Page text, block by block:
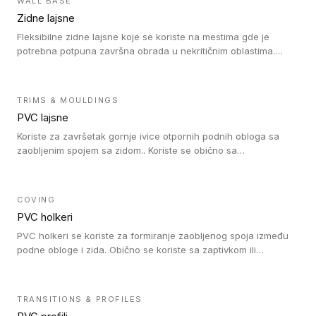
Zidne lajsne
Fleksibilne zidne lajsne koje se koriste na mestima gde je
potrebna potpuna završna obrada u nekritičnim oblastima.
TRIMS & MOULDINGS
PVC lajsne
Koriste za završetak gornje ivice otpornih podnih obloga sa
zaobljenim spojem sa zidom.. Koriste se obično sa
rešenje).
COVING
PVC holkeri
PVC holkeri se koriste za formiranje zaobljenog spoja između
podne obloge i zida. Obično se koriste sa zaptivkom ili
TRANSITIONS & PROFILES